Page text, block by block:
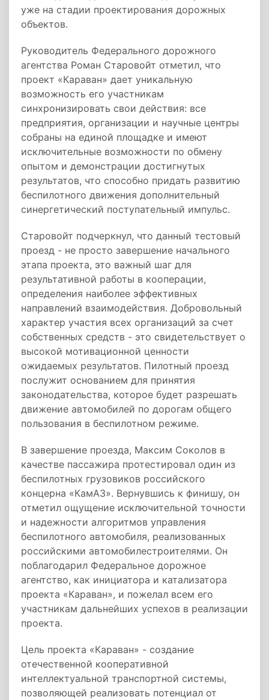
уже на стадии проектирования дорожных
объектов.
Руководитель Федерального дорожного
агентства Роман Старовойт отметил, что
проект «Караван» дает уникальную
возможность его участникам
синхронизировать свои действия: все
предприятия, организации и научные центры
собраны на единой площадке и имеют
исключительные возможности по обмену
опытом и демонстрации достигнутых
результатов, что способно придать развитию
беспилотного движения дополнительный
синергетический поступательный импульс.
Старовойт подчеркнул, что данный тестовый
проезд - не просто завершение начального
этапа проекта, это важный шаг для
результативной работы в кооперации,
определения наиболее эффективных
направлений взаимодействия. Добровольный
характер участия всех организаций за счет
собственных средств - это свидетельствует о
высокой мотивационной ценности
ожидаемых результатов. Пилотный проезд
послужит основанием для принятия
законодательства, которое будет разрешать
движение автомобилей по дорогам общего
пользования в беспилотном режиме.
В завершение проезда, Максим Соколов в
качестве пассажира протестировал один из
беспилотных грузовиков российского
концерна «КамАЗ». Вернувшись к финишу, он
отметил ощущение исключительной точности
и надежности алгоритмов управления
беспилотного автомобиля, реализованных
российскими автомобилестроителями. Он
поблагодарил Федеральное дорожное
агентство, как инициатора и катализатора
проекта «Караван», и пожелал всем его
участникам дальнейших успехов в реализации
проекта.
Цель проекта «Караван» - создание
отечественной кооперативной
интеллектуальной транспортной системы,
позволяющей реализовать потенциал от